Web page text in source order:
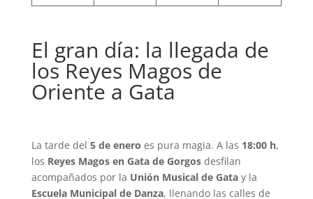
El gran día: la llegada de
los Reyes Magos de
Oriente a Gata
La tarde del 5 de enero es pura magia. A las 18:00 h,
los Reyes Magos en Gata de Gorgosdesfilan
acompañados por la Unión Musical de Gatay la
Escuela Municipal de Danza, llenando las calles de